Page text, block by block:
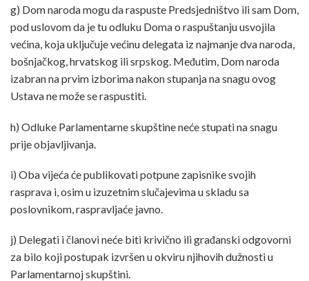
g) Dom naroda mogu da raspuste Predsjedništvo ili sam Dom,
pod uslovom da je tu odluku Doma o raspuštanju usvojila
većina, koja uključuje većinu delegata iz najmanje dva naroda,
bošnjačkog, hrvatskog ili srpskog. Međutim, Dom naroda
izabran na prvim izborima nakon stupanja na snagu ovog
Ustava ne može se raspustiti.
h) Odluke Parlamentarne skupštine neće stupati na snagu
prije objavljivanja.
i) Oba vijeća će publikovati potpune zapisnike svojih
rasprava i, osim u izuzetnim slučajevima u skladu sa
poslovnikom, raspravljaće javno.
j) Delegati i članovi neće biti krivično ili građanski odgovorni
za bilo koji postupak izvršen u okviru njihovih dužnosti u
Parlamentarnoj skupštini.